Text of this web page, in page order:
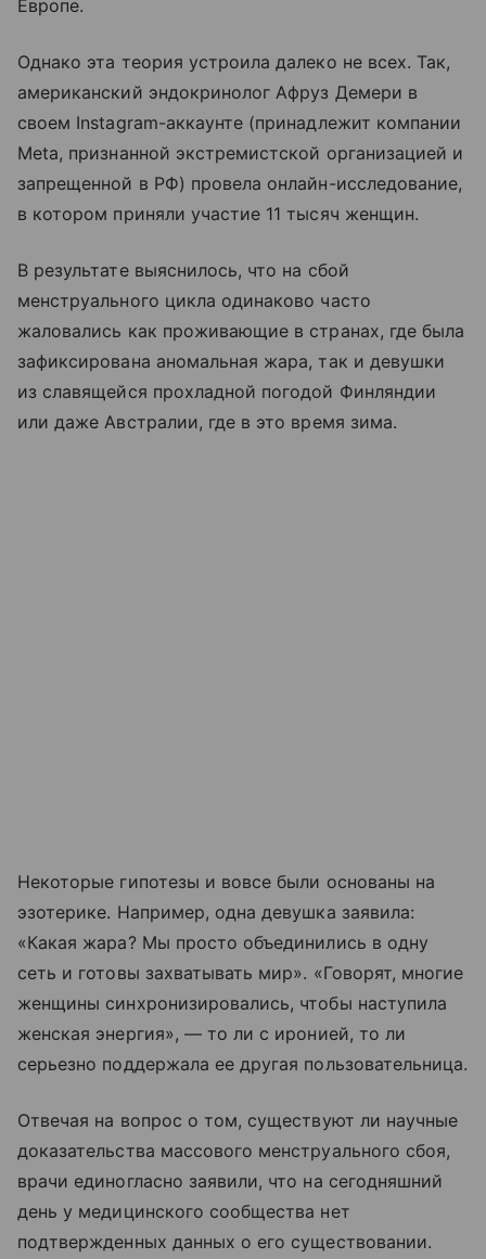
Европе.
Однако эта теория устроила далеко не всех. Так,
американский эндокринолог Афруз Демери в
своем Instagram-аккаунте (принадлежит компании
Meta, признанной экстремистской организацией и
запрещенной в РФ) провела онлайн-исследование,
в котором приняли участие 11 тысяч женщин.
В результате выяснилось, что на сбой
менструального цикла одинаково часто
жаловались как проживающие в странах, где была
зафиксирована аномальная жара, так и девушки
из славящейся прохладной погодой Финляндии
или даже Австралии, где в это время зима.
Некоторые гипотезы и вовсе были основаны на
эзотерике. Например, одна девушка заявила:
«Какая жара? Мы просто объединились в одну
сеть и готовы захватывать мир». «Говорят, многие
женщины синхронизировались, чтобы наступила
женская энергия», — то ли с иронией, то ли
серьезно поддержала ее другая пользовательница.
Отвечая на вопрос о том, существуют ли научные
доказательства массового менструального сбоя,
врачи единогласно заявили, что на сегодняшний
день у медицинского сообщества нет
подтвержденных данных о его существовании.